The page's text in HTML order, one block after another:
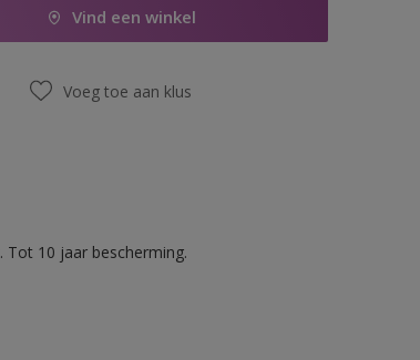
Vind een winkel
Voeg toe aan klus
Tot 10 jaar bescherming.